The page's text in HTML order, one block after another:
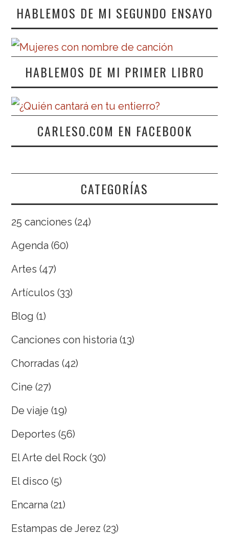
HABLEMOS DE MI SEGUNDO ENSAYO
HABLEMOS DE MI PRIMER LIBRO
CARLESO.COM EN FACEBOOK
CATEGORÍAS
25 canciones (24)
Agenda (60)
Artes (47)
Artículos (33)
Blog (1)
Canciones con historia (13)
Chorradas (42)
Cine (27)
De viaje (19)
Deportes (56)
El Arte del Rock (30)
El disco (5)
Encarna (21)
Estampas de Jerez (23)